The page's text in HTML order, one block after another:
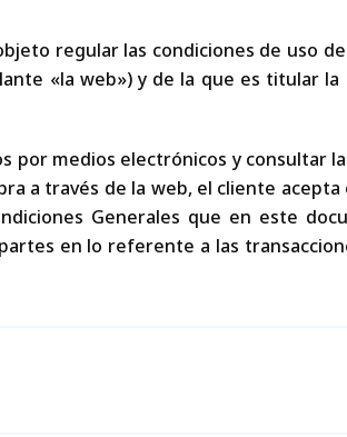
regular las condiciones de uso
«la web») y de la que es titular
por medios electrónicos y consultar
a través de la web, el cliente
Generales que en este
en lo referente a las